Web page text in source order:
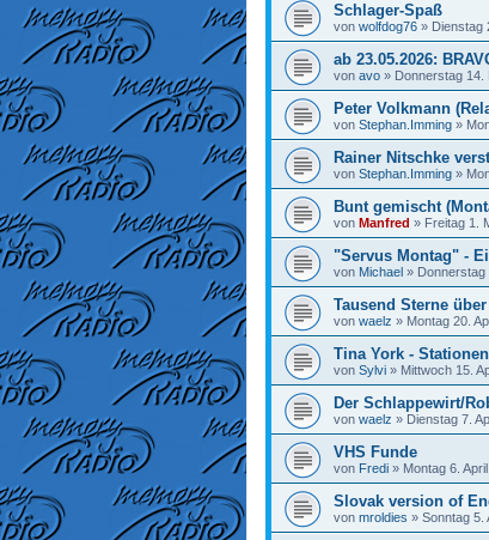
Schlager-Spaß
von wolfdog76 » Dienstag
ab 23.05.2026:
von avo » Donnerstag 14.
Peter Volkmann
von Stephan.Imming »
Rainer Nitschke
von Stephan.Imming »
Bunt gemischt
von Manfred » Freitag 1.
"Servus Montag" -
von Michael » Donnerstag
Tausend Sterne
von waelz » Montag 20.
Tina York -
von Sylvi » Mittwoch 15.
Der Schlappewirt/
von waelz » Dienstag 7.
VHS Funde
von Fredi » Montag 6.
Slovak version of
von mroldies » Sonntag 5.